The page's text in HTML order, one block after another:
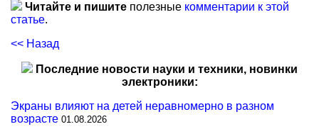
Читайте и пишите полезные комментарии к этой
статье.
<< Назад
Последние новости науки и техники, новинки
электроники:
Экраны влияют на детей неравномерно в разном
возрасте 01.08.2026